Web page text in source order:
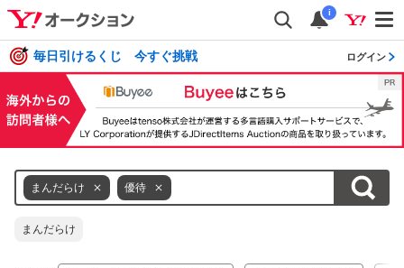
i
毎日引けるくじ 今すぐ挑戦 ログイン
まんだらけ 優待
まんだらけ